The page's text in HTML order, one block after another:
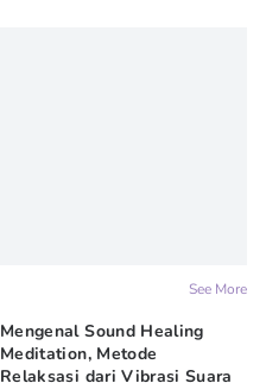
See More
Mengenal Sound Healing
Meditation, Metode
Relaksasi dari Vibrasi Suara